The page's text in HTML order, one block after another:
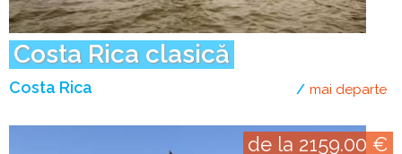
Costa Rica clasică
Costa Rica mai departe
de la 2159.00 €